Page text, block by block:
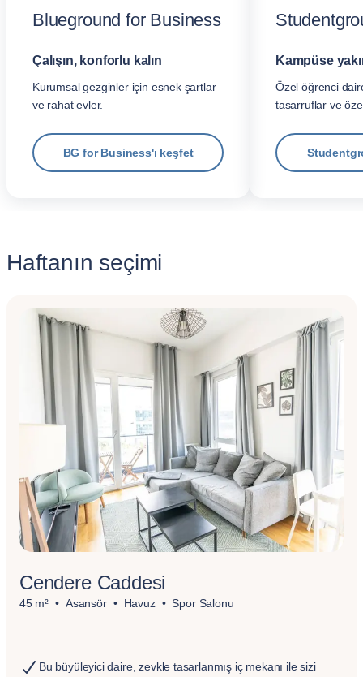
Blueground for Business
Çalışın, konforlu kalın
Kurumsal gezginler için esnek şartlar
ve rahat evler.
BG for Business'ı keşfet
Kampüse
Özel öğrenci
tasarruflar ve
Haftanın seçimi
Cendere Caddesi
45 m² Asansör Havuz Spor Salonu
Bu büyüleyici daire, zevkle tasarlanmış iç mekanı ile sizi